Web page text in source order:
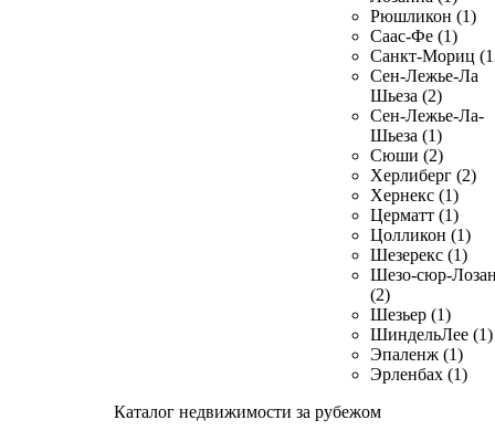
Рюшликон (1)
Саас-Фе (1)
Санкт-Мориц
Сен-Лежье-Ла
Шьеза (2)
Сен-Лежье-Ла-
Шьеза (1)
Сюши (2)
Херлиберг (2)
Хернекс (1)
Церматт (1)
Цолликон (1)
Шезерекс (1)
Шезо-сюр-
(2)
Шезьер (1)
ШиндельЛее (1)
Эпаленж (1)
Эрленбах (1)
Каталог недвижимости за рубежом